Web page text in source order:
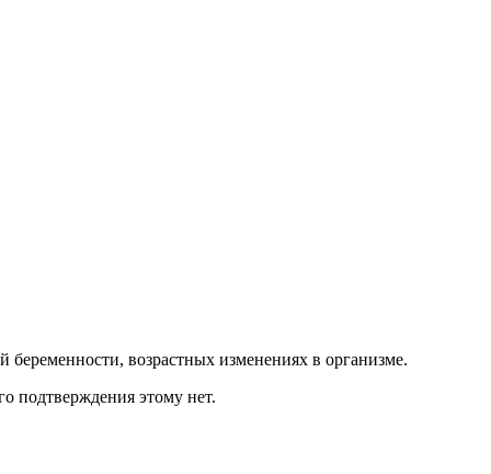
возрастных изменениях в организме.
подтверждения этому нет.